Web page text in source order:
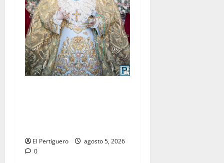
El Pertiguero
agosto 5, 2026
0